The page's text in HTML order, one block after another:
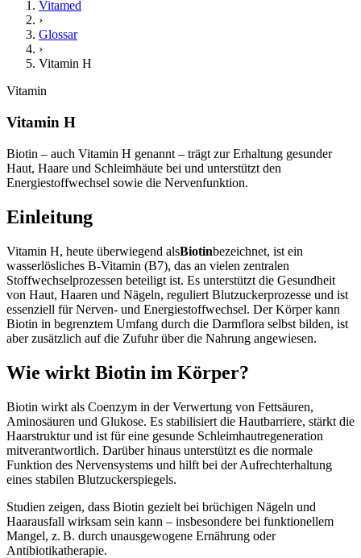
Vitamed
›
Glossar
›
Vitamin H
Vitamin
Vitamin H
Biotin – auch Vitamin H genannt – trägt zur Erhaltung gesunder
Haut, Haare und Schleimhäute bei und unterstützt den
Energiestoffwechsel sowie die Nervenfunktion.
Einleitung
Vitamin H, heute überwiegend alsBiotinbezeichnet, ist ein
wasserlösliches B-Vitamin (B7), das an vielen zentralen
Stoffwechselprozessen beteiligt ist. Es unterstützt die Gesundheit
von Haut, Haaren und Nägeln, reguliert Blutzuckerprozesse und ist
essenziell für Nerven- und Energiestoffwechsel. Der Körper kann
Biotin in begrenztem Umfang durch die Darmflora selbst bilden, ist
aber zusätzlich auf die Zufuhr über die Nahrung angewiesen.
Wie wirkt Biotin im Körper?
Biotin wirkt als Coenzym in der Verwertung von Fettsäuren,
Aminosäuren und Glukose. Es stabilisiert die Hautbarriere, stärkt die
Haarstruktur und ist für eine gesunde Schleimhautregeneration
mitverantwortlich. Darüber hinaus unterstützt es die normale
Funktion des Nervensystems und hilft bei der Aufrechterhaltung
eines stabilen Blutzuckerspiegels.
Studien zeigen, dass Biotin gezielt bei brüchigen Nägeln und
Haarausfall wirksam sein kann – insbesondere bei funktionellem
Mangel, z. B. durch unausgewogene Ernährung oder
Antibiotikatherapie.